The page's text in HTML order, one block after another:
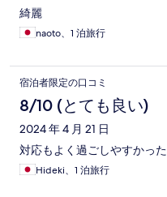
綺麗
naoto、1 泊旅行
宿泊者限定の口コミ
8/10 (とても良い)
2024 年 4 月 21 日
対応もよく過ごしやすかった
Hideki、1 泊旅行